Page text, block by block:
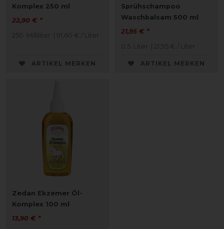
Komplex 250 ml
22,90 € *
250 Milliliter | 91,60 € / Liter
ARTIKEL MERKEN
Sprühschampoo
Waschbalsam 500 ml
21,95 € *
0.5 Liter | 21,95 € / Liter
ARTIKEL MERKEN
Zedan Ekzemer Öl-
Komplex 100 ml
13,90 € *